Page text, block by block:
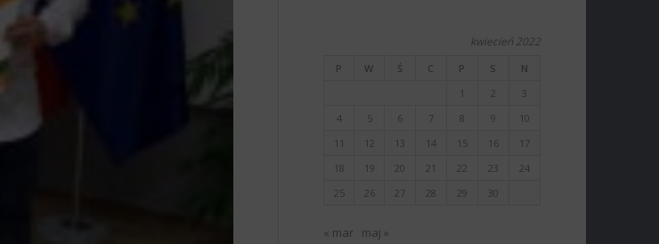
kwiecień 2022
P W Ś C P S
N
1
2
3
4
5 6 7 8 9
10
11
12 13 14 15 16
17
18
19 20 21 22 23
24
25
26 27 28 29 30
« mar maj »